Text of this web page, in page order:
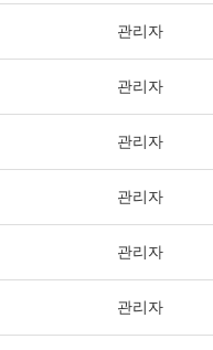
관리자
관리자
관리자
관리자
관리자
관리자